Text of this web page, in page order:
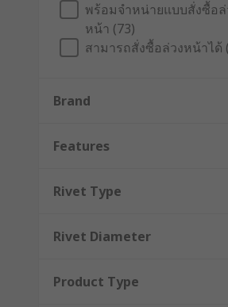
Types of rivets
Blind - tubular and
Snap - pre-assembled
Tubular - available with a
Threaded insert and
Solid - consisting of a
Why choose a rivet over
Rivets form a joint that is
is better at resisting side-to-
through a piece of metal,
พร้อมจำหน่ายแบบสั่งซื้อล่
หน้า (73)
สามารถสั่งซื้อล่วงหน้าได้
Brand
Features
Rivet Type
Rivet Diameter
Product Type